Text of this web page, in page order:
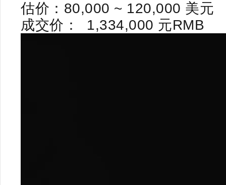
估价： 80,000 ~ 120,000 美元
成交价：
1,334,000 元RMB